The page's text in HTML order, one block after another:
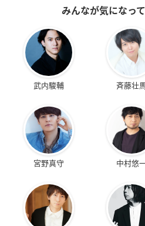
みんなが気になっ
武内駿輔 斉藤壮
宮野真守 中村悠